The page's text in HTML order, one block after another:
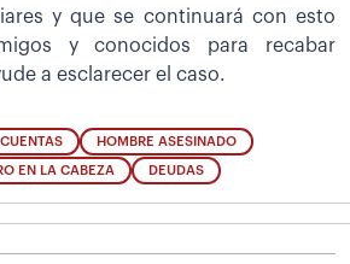
y que se continuará con esto
y conocidos para recabar
a esclarecer el caso.
HOMBRE ASESINADO
EN LA CABEZA DEUDAS